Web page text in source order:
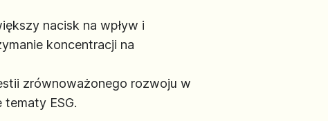
nacisk na wpływ i
koncentracji na
zrównoważonego rozwoju w
ESG.